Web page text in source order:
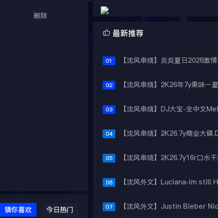
删除
猜你喜欢 今日热门
 最新推荐
01
02
03
04
05
06
07